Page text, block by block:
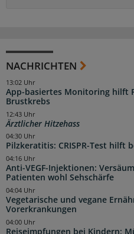
NACHRICHTEN
App-basiertes Monitoring hilft
Brustkrebs
13:02 Uhr
Ärztlicher Hitzehass
12:43 Uhr
Pilzkeratitis: CRISPR-Test hilft
04:30 Uhr
Anti-VEGF-Injektionen:
Patienten wohl Sehschärfe
04:16 Uhr
Vegetarische und vegane
Vorerkrankungen
04:04 Uhr
Reiseimpfungen bei Kindern:
04:00 Uhr